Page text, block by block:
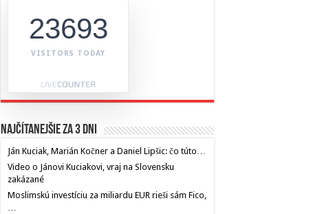
23693
VISITORS TODAY
Najčítanejšie za 3 dni
Ján Kuciak, Marián Kočner a Daniel Lipšic: čo túto…
Video o Jánovi Kuciakovi, vraj na Slovensku
zakázané
Moslimskú investíciu za miliardu EUR rieši sám Fico,
…